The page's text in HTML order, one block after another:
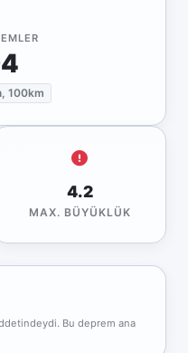
100km
4.2
MAX. BÜYÜKLÜK
Bu deprem ana